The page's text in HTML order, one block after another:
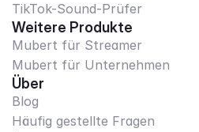
TikTok-Sound-Prüfer
Weitere Produkte
Mubert für Streamer
Mubert für Unternehmen
Über
Blog
Häufig gestellte Fragen